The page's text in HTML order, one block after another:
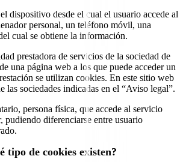
dispositivo desde el cual el usuario accede al
personal, un teléfono móvil, una
cual se obtiene la información.
prestadora de servicios de la sociedad de
una página web a los que puede acceder un
se utilizan cookies. En este sitio web
las sociedades indicadas en el “Aviso legal”.
persona física, que accede al servicio
pudiendo diferenciarse entre usuario
tipo de cookies existen?